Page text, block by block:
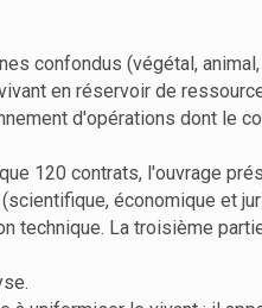
confondus (végétal,
en réservoir de
d'opérations dont le
120 contrats, l'ouvrage
économique et
technique. La troisième